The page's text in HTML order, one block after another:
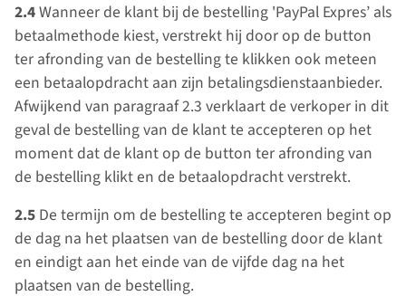
2.4Wanneer de klant bij de bestelling 'PayPal Expres’ als
betaalmethode kiest, verstrekt hij door op de button
ter afronding van de bestelling te klikken ook meteen
een betaalopdracht aan zijn betalingsdienstaanbieder.
Afwijkend van paragraaf 2.3 verklaart de verkoper in dit
geval de bestelling van de klant te accepteren op het
moment dat de klant op de button ter afronding van
de bestelling klikt en de betaalopdracht verstrekt.
2.5 De termijn om de bestelling te accepteren begint op
de dag na het plaatsen van de bestelling door de klant
en eindigt aan het einde van de vijfde dag na het
plaatsen van de bestelling.